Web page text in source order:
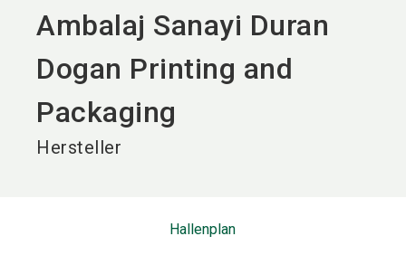
Ambalaj Sanayi Duran
Dogan Printing and
Packaging
Hersteller
Hallenplan